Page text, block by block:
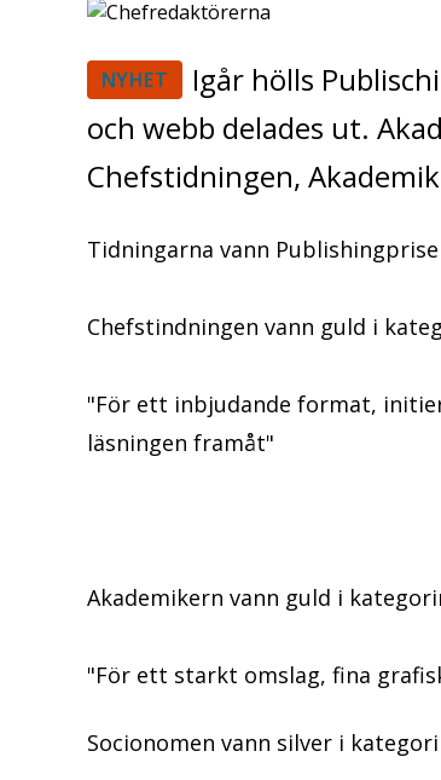
NYHET
Igår hölls
och webb delades ut.
Chefstidningen,
Tidningarna vann
Chefstindningen vann guld i
"För ett inbjudande format,
läsningen framåt"
Akademikern vann guld i
"För ett starkt omslag, fina
Socionomen vann silver i